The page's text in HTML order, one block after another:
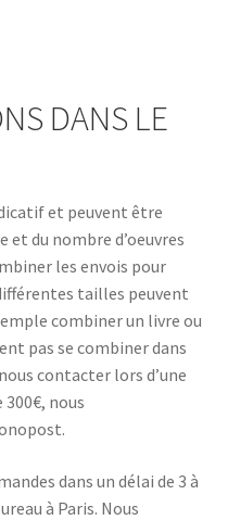
DANS LE
et peuvent être
du nombre d’oeuvres
les envois pour
tailles peuvent
combiner un livre ou
pas se combiner dans
contacter lors d’une
nous
dans un délai de 3 à
à Paris. Nous